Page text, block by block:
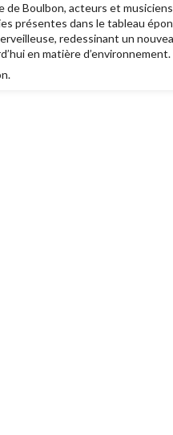
de Boulbon, acteurs et
présentes dans le tableau
redessinant un
en matière d’environnement.